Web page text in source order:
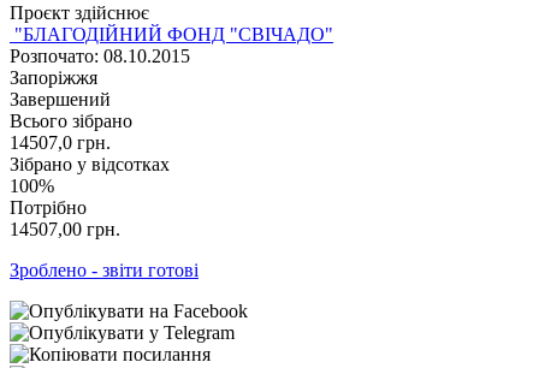
Проєкт здійснює
"БЛАГОДІЙНИЙ ФОНД "СВІЧАДО"
Розпочато: 08.10.2015
Запоріжжя
Завершений
Всього зібрано
14507,0 грн.
Зібрано у відсотках
100%
Потрібно
14507,00 грн.
Зроблено - звіти готові